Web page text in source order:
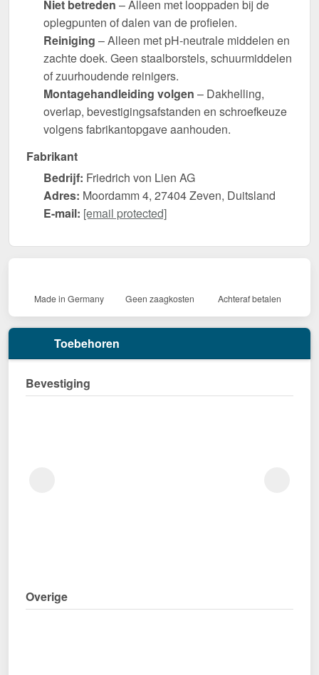
Niet betreden – Alleen met looppaden bij de
oplegpunten of dalen van de profielen.
Reiniging – Alleen met pH-neutrale middelen en
zachte doek. Geen staalborstels, schuurmiddelen
of zuurhoudende reinigers.
Montagehandleiding volgen – Dakhelling,
overlap, bevestigingsafstanden en schroefkeuze
volgens fabrikantopgave aanhouden.
Fabrikant
Bedrijf: Friedrich von Lien AG
Adres: Moordamm 4, 27404 Zeven, Duitsland
E-mail: [email protected]
Made in Germany Geen zaagkosten Achteraf betalen
Toebehoren
Bevestiging
Overige